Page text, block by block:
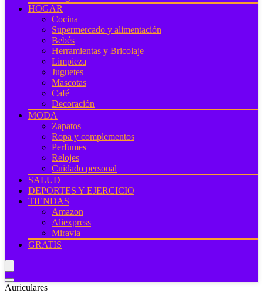
HOGAR
Cocina
Supermercado y alimentación
Bebés
Herramientas y Bricolaje
Limpieza
Juguetes
Mascotas
Café
Decoración
MODA
Zapatos
Ropa y complementos
Perfumes
Relojes
Cuidado personal
SALUD
DEPORTES Y EJERCICIO
TIENDAS
Amazon
Aliexpress
Miravia
GRATIS
Auriculares